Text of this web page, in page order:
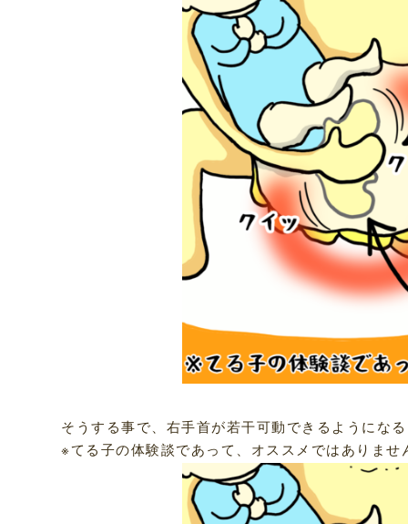
そうする事で、右手首が若干可動できるようにな
※てる子の体験談であって、オススメではありませ